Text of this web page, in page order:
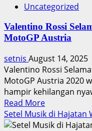
Kimberly
Kenang
Pengalaman
Jadi
Paskibra
Saat
SMA
Uncategorized
Valentino Rossi
MotoGP Austria
setnis August 14, 2025
Valentino Rossi
MotoGP Austria 2020
hampir kehilangan
Read MoreRead
more
about
Setel Musik di Hajatan